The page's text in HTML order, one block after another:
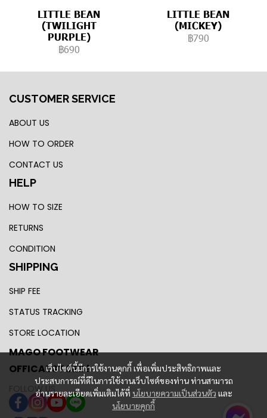
LITTLE BEAN
(TWILIGHT
PURPLE)
฿690
LITTLE BEAN
(MICKEY)
฿790
เว็บไซต์นี้มีการใช้งานคุกกี้ เพื่อเพิ่มประสิทธิภาพและ
ประสบการณ์ที่ดีในการใช้งานเว็บไซต์ของท่าน ท่านสามารถ
อ่านรายละเอียดเพิ่มเติมได้ที่ นโยบายความเป็นส่วนตัว และ
นโยบายคุกกี้
CUSTOMER SERVICE
ABOUT US
HOW TO ORDER
CONTACT US
HELP
HOW TO SIZE
RETURNS
CONDITION
SHIPPING
SHIP FEE
STATUS TRACKING
STORE LOCATION
MAGO FOOTWEAR
OFFICAL STORE !
FOLLOW US